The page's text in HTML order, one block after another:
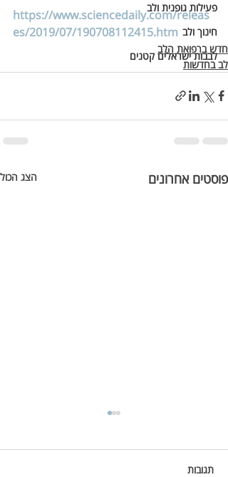
פעילות גופנית ולב
חינוך ולב
לבבות ישראלים קטנים
https://www.sciencedaily.com/releas
es/2019/07/190708112415.htm
חדש ברפואת הלב
לב בחדשות
פוסטים אחרונים הצג הכול
תגובות